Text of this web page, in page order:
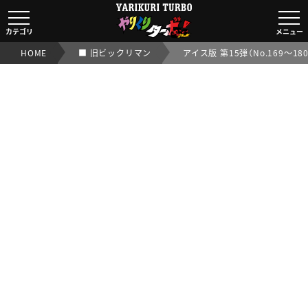
■ 旧ビックリマンアイス版 第15弾（No.169～180）｜【
カテゴリ メニュー
HOME ■ 旧ビックリマン アイス版 第15弾（No.169～180